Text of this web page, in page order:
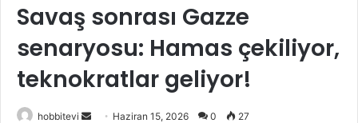
Savaş sonrası Gazze
senaryosu: Hamas çekiliyor,
teknokratlar geliyor!
hobbitevi
Bir
Haziran 15, 2026 0 27